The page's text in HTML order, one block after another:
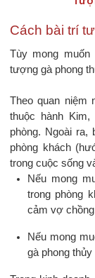
Cách bài trí
Tùy mong
tượng gà phong
Theo quan niệm
thuộc hành
phòng. Ngoài ra,
phòng khách
trong cuộc sống
Nếu mong
trong phòng
cảm vợ
Nếu mong
gà phong